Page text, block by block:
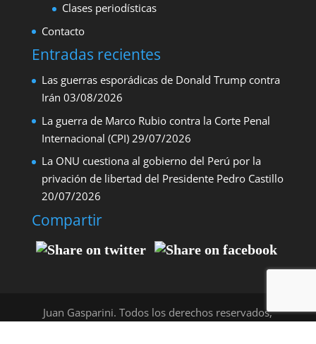
Clases periodísticas
Contacto
Entradas recientes
Las guerras esporádicas de Donald Trump contra
Irán 03/08/2026
La guerra de Marco Rubio contra la Corte Penal
Internacional (CPI) 29/07/2026
La ONU cuestiona al gobierno del Perú por la
privación de libertad del Presidente Pedro Castillo
20/07/2026
Compartir
Juan Gasparini. Todos los derechos reservados,